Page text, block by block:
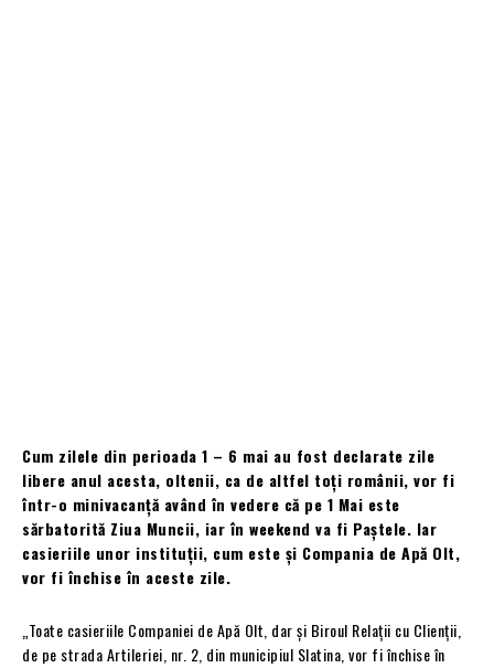
Cum zilele din perioada 1 – 6 mai au fost declarate zile
libere anul acesta, oltenii, ca de altfel toți românii, vor fi
într-o minivacanță având în vedere că pe 1 Mai este
sărbatorită Ziua Muncii, iar în weekend va fi Paștele. Iar
casieriile unor instituții, cum este și Compania de Apă Olt,
vor fi închise în aceste zile.
„Toate casieriile Companiei de Apă Olt, dar și Biroul Relații cu Clienții,
de pe strada Artileriei, nr. 2, din municipiul Slatina, vor fi închise în